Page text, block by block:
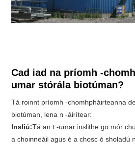
Cad iad na príomh -
umar stórála biotúman?
Tá roinnt príomh -chomhpháirteanna
biotúman, lena n -áirítear:
Insliú:Tá an t -umar inslithe go mór
a choinneáil agus é a chosc ó sholadú